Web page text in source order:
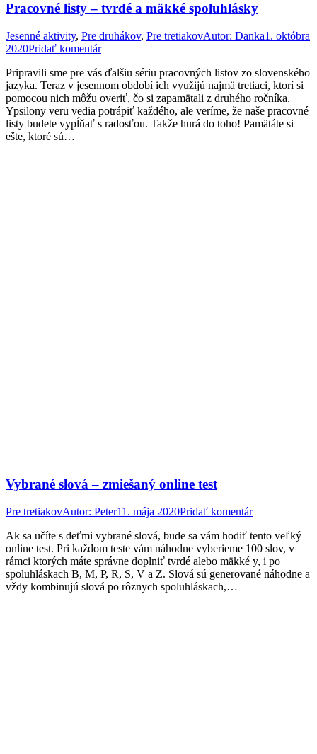
Pracovné listy – tvrdé a mäkké spoluhlásky
Jesenné aktivity, Pre druhákov, Pre tretiakovAutor: Danka1. októbra
2020Pridať komentár
Pripravili sme pre vás ďalšiu sériu pracovných listov zo slovenského
jazyka. Teraz v jesennom období ich využijú najmä tretiaci, ktorí si
pomocou nich môžu overiť, čo si zapamätali z druhého ročníka.
Ypsilony veru vedia potrápiť každého, ale veríme, že naše pracovné
listy budete vypĺňať s radosťou. Takže hurá do toho! Pamätáte si
ešte, ktoré sú…
Vybrané slová – zmiešaný online test
Pre tretiakovAutor: Peter11. mája 2020Pridať komentár
Ak sa učíte s deťmi vybrané slová, bude sa vám hodiť tento veľký
online test. Pri každom teste vám náhodne vyberieme 100 slov, v
rámci ktorých máte správne doplniť tvrdé alebo mäkké y, i po
spoluhláskach B, M, P, R, S, V a Z. Slová sú generované náhodne a
vždy kombinujú slová po rôznych spoluhláskach,…